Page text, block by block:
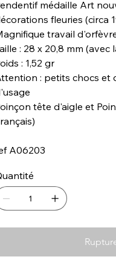
médaille Art
fleuries (circa
travail
: 28 x 20,8 mm (avec
: 1,52 gr
: petits chocs et
tête d'aigle et
A06203